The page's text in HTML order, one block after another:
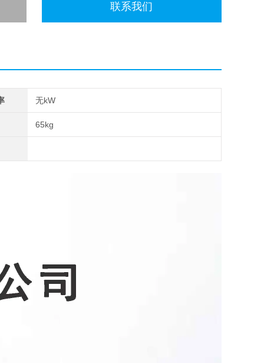
联系我们
无kW
65kg